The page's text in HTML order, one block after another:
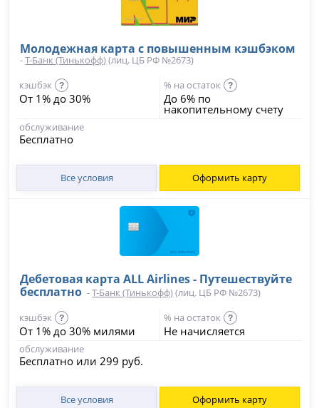
Молодежная карта с повышенным кэшбэком
-Т-Банк (Тинькофф)(лиц. ЦБ РФ №2673)
кэшбэк
?
От 1% до 30%
% на остаток ?
До 6% по
накопительному счету
обслуживание
Бесплатно
Все условия Оформить карту
Дебетовая карта ALL Airlines - Путешествуйте
бесплатно -Т-Банк (Тинькофф)(лиц. ЦБ РФ №2673)
кэшбэк
?
От 1% до 30% милями
% на остаток ?
Не начисляется
обслуживание
Бесплатно или 299 руб.
Все условия Оформить карту